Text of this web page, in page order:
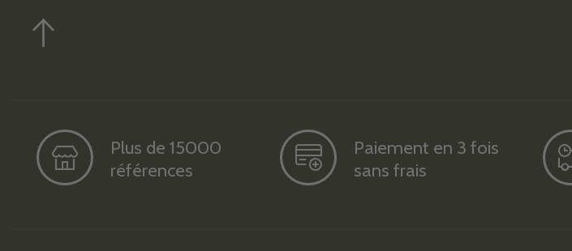
Plus de 15000
références
Paiement en 3 fois
sans frais